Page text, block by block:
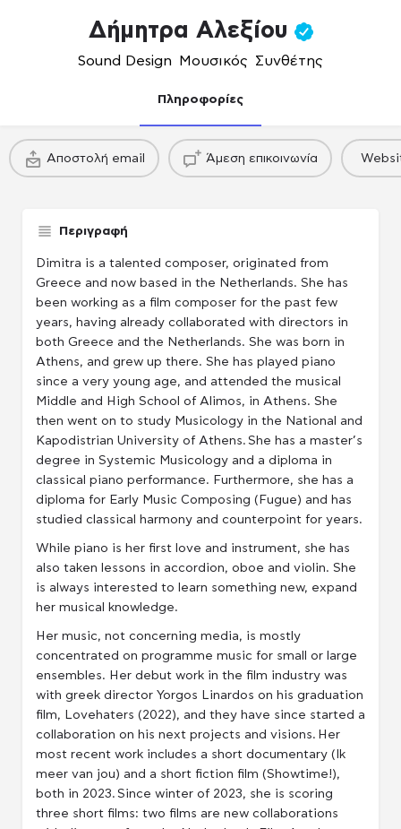
Δήμητρα Αλεξίου
Sound Design Μουσικός Συνθέτης
Πληροφορίες
Αποστολή email
Παραγωγού / Casing agency
Άμεση επικοινωνία
Παραγωγού / Casing agency
Περιγραφή
Dimitra is a talented composer, originated from
Greece and now based in the Netherlands. She has
been working as a film composer for the past few
years, having already collaborated with directors in
both Greece and the Netherlands. She was born in
Athens, and grew up there. She has played piano
since a very young age, and attended the musical
Middle and High School of Alimos, in Athens. She
then went on to study Musicology in the National and
Kapodistrian University of Athens. She has a master’s
degree in Systemic Musicology and a diploma in
classical piano performance. Furthermore, she has a
diploma for Early Music Composing (Fugue) and has
studied classical harmony and counterpoint for years.
While piano is her first love and instrument, she has
also taken lessons in accordion, oboe and violin. She
is always interested to learn something new, expand
her musical knowledge.
Her music, not concerning media, is mostly
concentrated on programme music for small or large
ensembles. Her debut work in the film industry was
with greek director Yorgos Linardos on his graduation
film, Lovehaters (2022), and they have since started a
collaboration on his next projects and visions. Her
most recent work includes a short documentary (Ik
meer van jou) and a short fiction film (Showtime!),
both in 2023. Since winter of 2023, she is scoring
three short films: two films are new collaborations